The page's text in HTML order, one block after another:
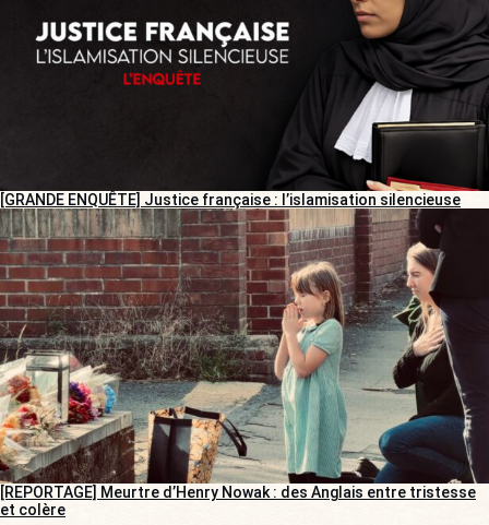
[GRANDE ENQUÊTE] Justice française : l’islamisation silencieuse
[REPORTAGE] Meurtre d’Henry Nowak : des Anglais entre tristesse
et colère